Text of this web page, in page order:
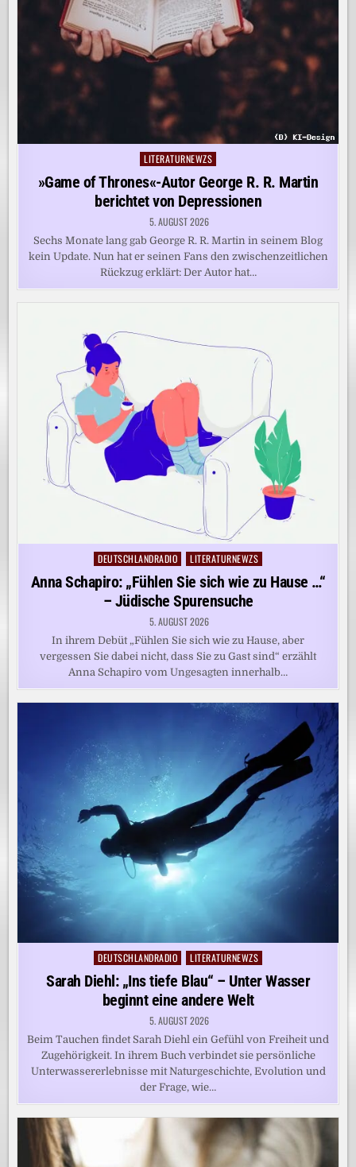
Posted
LITERATURNEWZS
»Game of Thrones«-Autor George R. R. Martin
berichtet von Depressionen
5. AUGUST 2026
Sechs Monate lang gab George R. R. Martin in seinem Blog
kein Update. Nun hat er seinen Fans den zwischenzeitlichen
Rückzug erklärt: Der Autor hat…
Posted
DEUTSCHLANDRADIO LITERATURNEWZS
Anna Schapiro: „Fühlen Sie sich wie zu Hause …“
– Jüdische Spurensuche
5. AUGUST 2026
In ihrem Debüt „Fühlen Sie sich wie zu Hause, aber
vergessen Sie dabei nicht, dass Sie zu Gast sind“ erzählt
Anna Schapiro vom Ungesagten innerhalb…
Posted
in
DEUTSCHLANDRADIO LITERATURNEWZS
Sarah Diehl: „Ins tiefe Blau“ – Unter Wasser
beginnt eine andere Welt
5. AUGUST 2026
Beim Tauchen findet Sarah Diehl ein Gefühl von Freiheit und
Zugehörigkeit. In ihrem Buch verbindet sie persönliche
Unterwassererlebnisse mit Naturgeschichte, Evolution und
der Frage, wie…